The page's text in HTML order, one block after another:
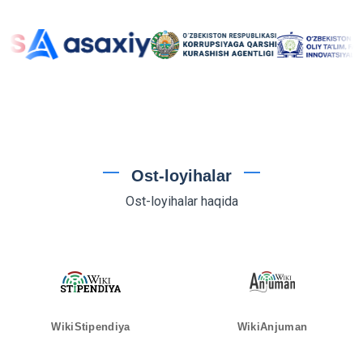
Ost-loyihalar
Ost-loyihalar haqida
WikiStipendiya WikiAnjuman